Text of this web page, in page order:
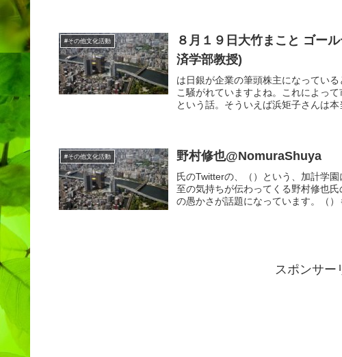
#その他文化活動
８月１９日大竹まこと ゴー
済学部教授)
は日銀が企業の筆頭株主になってい
こ騒がれていますよね。これによっ
という話。そういえば浜矩子さんは
#その他文化活動 野村修也@NomuraShuya
氏のTwitterの、（）という、加計学
至の気持ちが伝わってくる野村修也
の愚かさが話題になっています。（）
スポンサー